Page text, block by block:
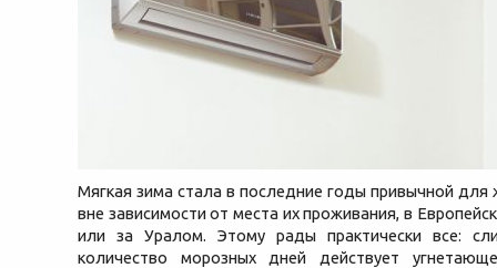
Мягкая зима стала в последние годы привычной для
вне зависимости от места их проживания, в
или за Уралом. Этому рады практически все:
количество морозных дней действует